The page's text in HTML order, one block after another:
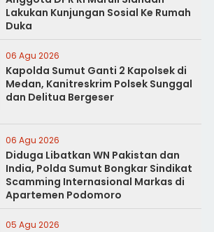
Lakukan Kunjungan Sosial Ke Rumah
Duka
06 Agu 2026
Kapolda Sumut Ganti 2 Kapolsek di
Medan, Kanitreskrim Polsek Sunggal
dan Delitua Bergeser
06 Agu 2026
Diduga Libatkan WN Pakistan dan
India, Polda Sumut Bongkar Sindikat
Scamming Internasional Markas di
Apartemen Podomoro
05 Agu 2026